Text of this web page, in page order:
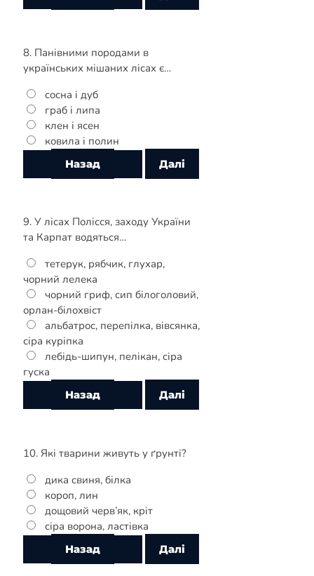
8. Панівними породами в
українських мішаних лісах є…
сосна і дуб
граб і липа
клен і ясен
ковила і полин
9. У лісах Полісся, заходу України
та Карпат водяться…
тетерук, рябчик, глухар,
чорний лелека
чорний гриф, сип білоголовий,
орлан-білохвіст
альбатрос, перепілка, вівсянка,
сіра куріпка
лебідь-шипун, пелікан, сіра
гуска
10. Які тварини живуть у ґрунті?
дика свиня, білка
короп, лин
дощовий черв’як, кріт
сіра ворона, ластівка